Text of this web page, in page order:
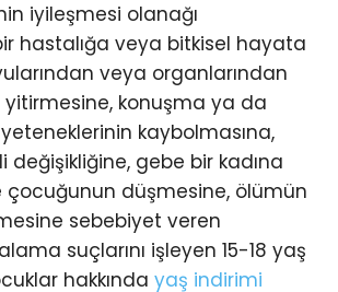
iyileşmesi olanağı
hastalığa veya bitkisel hayata
veya organlarından
yitirmesine, konuşma ya da
kaybolmasına,
değişikliğine, gebe bir kadına
çocuğunun düşmesine, ölümün
sebebiyet veren
suçlarını işleyen 15-18 yaş
hakkında yaş indirimi